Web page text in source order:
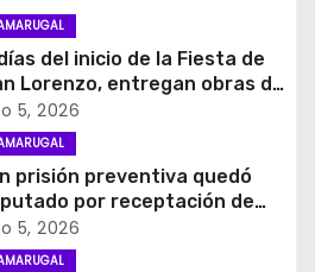
del inicio de la Fiesta de
Lorenzo, entregan obras de
para resguardar su
campanario
5, 2026
prisión preventiva quedó
por receptación de
avaluados en $1.600
5, 2026